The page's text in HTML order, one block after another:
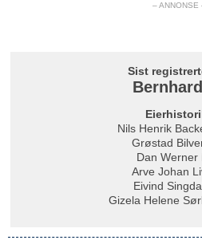
– ANNONSE
Sist
Nils Henrik
Grøstad
Dan Werner
Arve Johan
Eivind
Gizela Helene